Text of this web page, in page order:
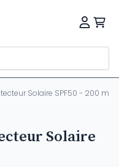
Solaire SPF50 - 200 ml
Solaire